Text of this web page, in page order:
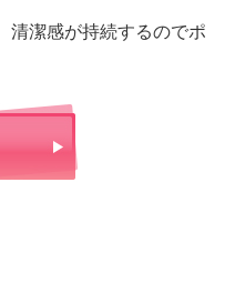
清潔感が持続するのでポ